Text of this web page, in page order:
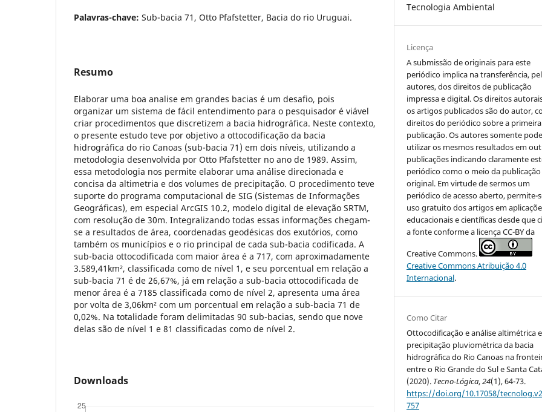
Palavras-chave: Sub-bacia 71, Otto Pfafstetter, Bacia do rio Uruguai.
Resumo
Elaborar uma boa analise em grandes bacias é um desafio, pois
organizar um sistema de fácil entendimento para o pesquisador é viável
criar procedimentos que discretizem a bacia hidrográfica. Neste contexto,
o presente estudo teve por objetivo a ottocodificação da bacia
hidrográfica do rio Canoas (sub-bacia 71) em dois níveis, utilizando a
metodologia desenvolvida por Otto Pfafstetter no ano de 1989. Assim,
essa metodologia nos permite elaborar uma análise direcionada e
concisa da altimetria e dos volumes de precipitação. O procedimento teve
suporte do programa computacional de SIG (Sistemas de Informações
Geográficas), em especial ArcGIS 10.2, modelo digital de elevação SRTM,
com resolução de 30m. Integralizando todas essas informações chegam-
se a resultados de área, coordenadas geodésicas dos exutórios, como
também os municípios e o rio principal de cada sub-bacia codificada. A
sub-bacia ottocodificada com maior área é a 717, com aproximadamente
3.589,41km², classificada como de nível 1, e seu porcentual em relação a
sub-bacia 71 é de 26,67%, já em relação a sub-bacia ottocodificada de
menor área é a 7185 classificada como de nível 2, apresenta uma área
por volta de 3,06km² com um porcentual em relação a sub-bacia 71 de
0,02%. Na totalidade foram delimitadas 90 sub-bacias, sendo que nove
delas são de nível 1 e 81 classificadas como de nível 2.
Downloads
Tecnologia Ambiental
Licença
A submissão de originais para este
periódico implica na transferência,
autores, dos direitos de publicação
impressa e digital. Os direitos
os artigos publicados são do autor,
direitos do periódico sobre a primeira
publicação. Os autores somente
utilizar os mesmos resultados em
publicações indicando claramente
periódico como o meio da publicação
original. Em virtude de sermos um
periódico de acesso aberto, permite-
uso gratuito dos artigos em
educacionais e científicas desde que
a fonte conforme a licença CC-BY da
Creative Commons.
Creative Commons Atribuição 4.0
Internacional.
Como Citar
Ottocodificação e análise altimétrica
precipitação pluviométrica da bacia
hidrográfica do Rio Canoas na
entre o Rio Grande do Sul e Santa
(2020). Tecno-Lógica,24(1), 64-73.
https://doi.org/10.17058/
757